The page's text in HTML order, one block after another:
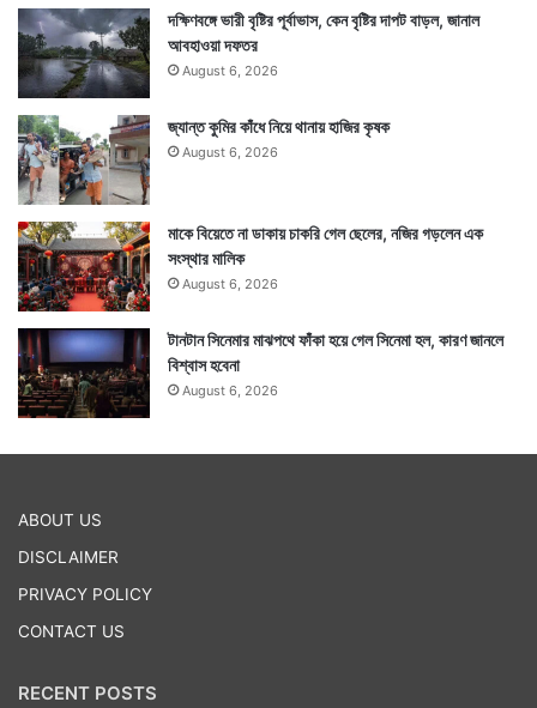
দক্ষিণবঙ্গে ভারী বৃষ্টির পূর্বাভাস, কেন বৃষ্টির দাপট বাড়ল, জানাল
আবহাওয়া দফতর
August 6, 2026
জ্যান্ত কুমির কাঁধে নিয়ে থানায় হাজির কৃষক
August 6, 2026
মাকে বিয়েতে না ডাকায় চাকরি গেল ছেলের, নজির গড়লেন এক
সংস্থার মালিক
August 6, 2026
টানটান সিনেমার মাঝপথে ফাঁকা হয়ে গেল সিনেমা হল, কারণ জানলে
বিশ্বাস হবেনা
August 6, 2026
ABOUT US
DISCLAIMER
PRIVACY POLICY
CONTACT US
RECENT POSTS